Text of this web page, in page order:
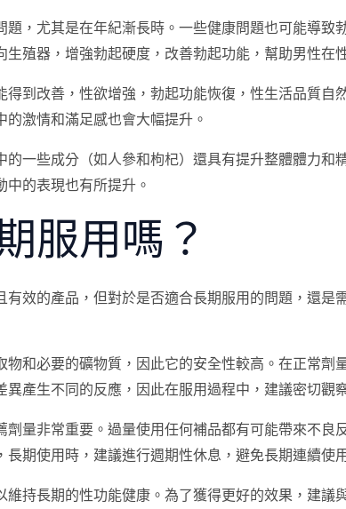
，尤其是在年紀漸長時。一些健康問題也可能導致
殖器，增強勃起硬度，改善勃起功能，幫助男性在
得到改善，性欲增強，勃起功能恢復，性生活品質自
激情和滿足感也會大幅提升。
一些成分（如人參和枸杞）還具有提升整體體力和
的表現也有所提升。
服用嗎？
效的產品，但對於是否適合長期服用的問題，還是
和必要的礦物質，因此它的安全性較高。在正常劑
產生不同的反應，因此在服用過程中，建議密切觀
量非常重要。過量使用任何補品都有可能帶來不良
期使用時，建議進行週期性休息，避免長期連續使
持長期的性功能健康。為了獲得更好的效果，建議